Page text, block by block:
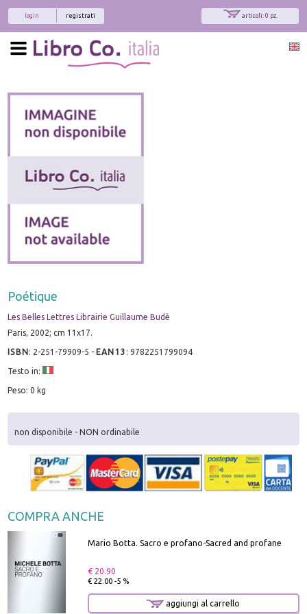
articoli: 0 pz.
registrati
login
Poétique
Les Belles Lettres Librairie Guillaume Budè
Paris, 2002; cm 11x17.
ISBN: 2-251-79909-5 - EAN13 :9782251799094
Testo in:
Peso: 0 kg
non disponibile - NON ordinabile
COMPRA ANCHE
Mario Botta. Sacro e profano-Sacred and profane
€ 20.90
€ 22.00 -5 %
aggiungi al carrello